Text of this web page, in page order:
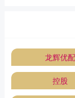
龙辉优配
控股